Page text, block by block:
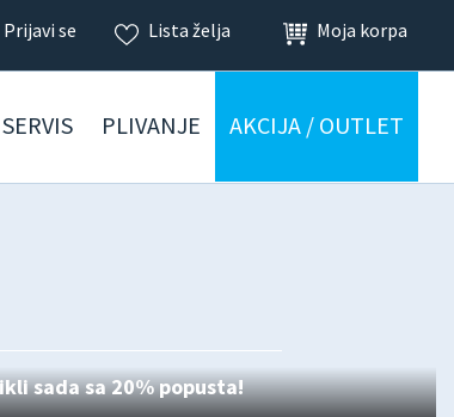
Prijavi se Lista želja Moja korpa
SERVIS PLIVANJE AKCIJA / OUTLET
sada sa 20% popusta!